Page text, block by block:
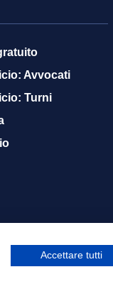
Avvocati
Turni
Accettare tutti